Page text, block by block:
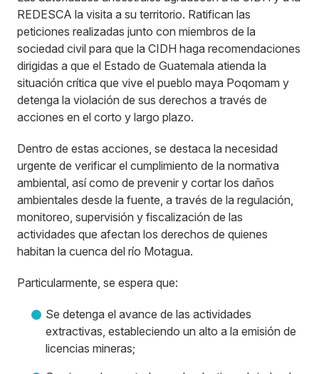
REDESCA la visita a su territorio. Ratifican las
peticiones realizadas junto con miembros de la
sociedad civil para que la CIDH haga recomendaciones
dirigidas a que el Estado de Guatemala atienda la
situación crítica que vive el pueblo maya Poqomam y
detenga la violación de sus derechos a través de
acciones en el corto y largo plazo.
Dentro de estas acciones, se destaca la necesidad
urgente de verificar el cumplimiento de la normativa
ambiental, así como de prevenir y cortar los daños
ambientales desde la fuente, a través de la regulación,
monitoreo, supervisión y fiscalización de las
actividades que afectan los derechos de quienes
habitan la cuenca del río Motagua.
Particularmente, se espera que:
Se detenga el avance de las actividades
extractivas, estableciendo un alto a la emisión de
licencias mineras;